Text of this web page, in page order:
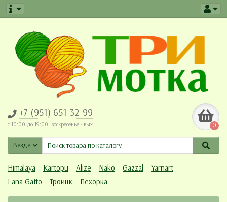
+7 (951) 651-32-99
c 10:00 до 19:00, воскресенье - вых. 0
Везде
Himalaya Kartopu Alize Nako Gazzal
Yarnart
Lana Gatto
Троицк Пехорка